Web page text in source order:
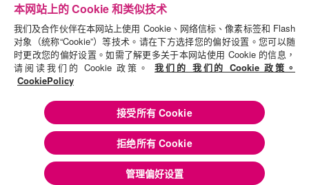
探索VEET
保密聲明
COOKIE政策
聯絡我們
網站地圖
© 2017 Reckitt Benckiser 版權所有.
本网站上的 Cookie 和类似技术
我们及合作伙伴在本网站上使用 Cookie、网络信标、像素标签和 Flash
对象（统称“Cookie”）等技术。请在下方选择您的偏好设置。您可以随
时更改您的偏好设置。如需了解更多关于本网站使用 Cookie 的信息，
请阅读我们的 Cookie 政策。 我们的 我们的 Cookie 政策。
CookiePolicy
接受所有 Cookie
拒绝所有 Cookie
管理偏好设置